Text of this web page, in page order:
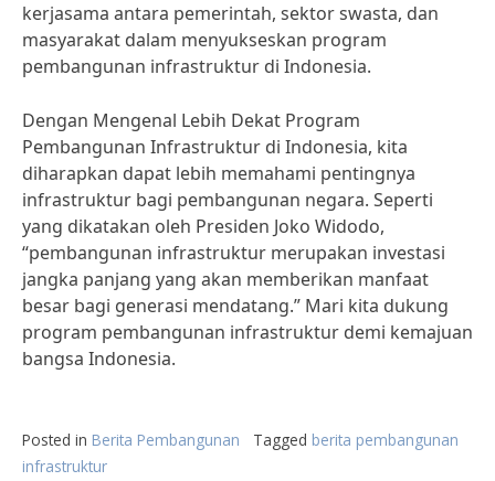
kerjasama antara pemerintah, sektor swasta, dan
masyarakat dalam menyukseskan program
pembangunan infrastruktur di Indonesia.
Dengan Mengenal Lebih Dekat Program
Pembangunan Infrastruktur di Indonesia, kita
diharapkan dapat lebih memahami pentingnya
infrastruktur bagi pembangunan negara. Seperti
yang dikatakan oleh Presiden Joko Widodo,
“pembangunan infrastruktur merupakan investasi
jangka panjang yang akan memberikan manfaat
besar bagi generasi mendatang.” Mari kita dukung
program pembangunan infrastruktur demi kemajuan
bangsa Indonesia.
Posted in Berita Pembangunan Tagged berita pembangunan
infrastruktur